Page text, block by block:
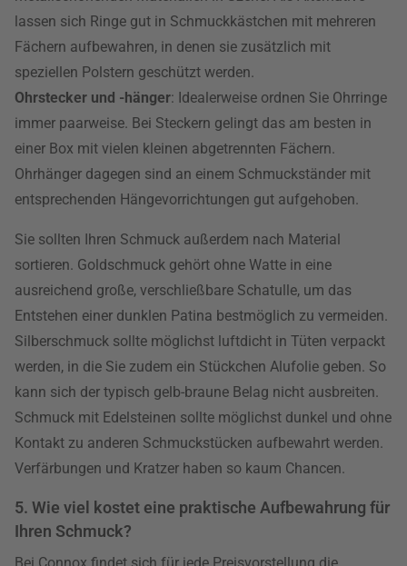
lassen sich Ringe gut in Schmuckkästchen mit mehreren
Fächern aufbewahren, in denen sie zusätzlich mit
speziellen Polstern geschützt werden.
Ohrstecker und -hänger: Idealerweise ordnen Sie Ohrringe
immer paarweise. Bei Steckern gelingt das am besten in
einer Box mit vielen kleinen abgetrennten Fächern.
Ohrhänger dagegen sind an einem Schmuckständer mit
entsprechenden Hängevorrichtungen gut aufgehoben.
Sie sollten Ihren Schmuck außerdem nach Material
sortieren. Goldschmuck gehört ohne Watte in eine
ausreichend große, verschließbare Schatulle, um das
Entstehen einer dunklen Patina bestmöglich zu vermeiden.
Silberschmuck sollte möglichst luftdicht in Tüten verpackt
werden, in die Sie zudem ein Stückchen Alufolie geben. So
kann sich der typisch gelb-braune Belag nicht ausbreiten.
Schmuck mit Edelsteinen sollte möglichst dunkel und ohne
Kontakt zu anderen Schmuckstücken aufbewahrt werden.
Verfärbungen und Kratzer haben so kaum Chancen.
5. Wie viel kostet eine praktische Aufbewahrung für
Ihren Schmuck?